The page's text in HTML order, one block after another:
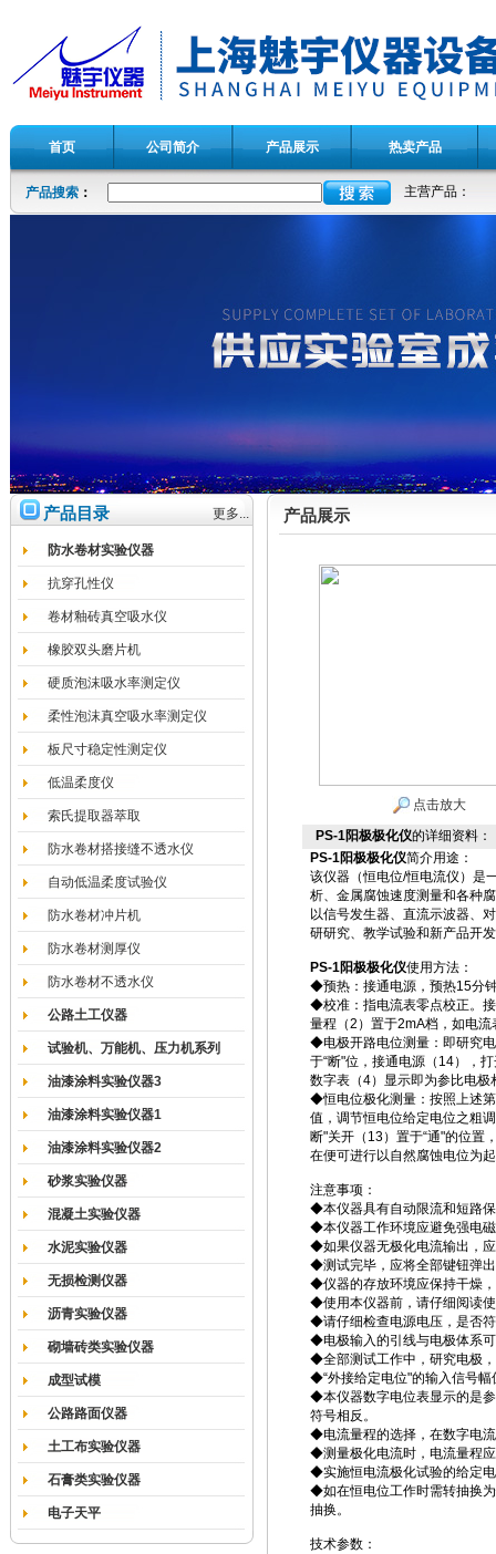
首页 公司简介 产品展示 热卖产品
产品搜索 ： 主营产品：
产品目录 更多...
防水卷材实验仪器
抗穿孔性仪
卷材釉砖真空吸水仪
橡胶双头磨片机
硬质泡沫吸水率测定仪
柔性泡沫真空吸水率测定仪
板尺寸稳定性测定仪
低温柔度仪
索氏提取器萃取
防水卷材搭接缝不透水仪
自动低温柔度试验仪
防水卷材冲片机
防水卷材测厚仪
防水卷材不透水仪
公路土工仪器
试验机、万能机、压力机系列
油漆涂料实验仪器3
油漆涂料实验仪器1
油漆涂料实验仪器2
砂浆实验仪器
混凝土实验仪器
水泥实验仪器
无损检测仪器
沥青实验仪器
砌墙砖类实验仪器
成型试模
公路路面仪器
土工布实验仪器
石膏类实验仪器
电子天平
产品展示
点击放大
PS-1阳极极化仪的详细资料：
PS-1阳极极化仪简介用途：
该仪器（恒电位/恒电流仪）是
析、金属腐蚀速度测量和各种
以信号发生器、直流示波器、
研研究、教学试验和新产品开
PS-1阳极极化仪使用方法：
◆预热：接通电源，预热15分
◆校准：指电流表零点校正。
量程（2）置于2mA档，如电
◆电极开路电位测量：即研究
于“断"位，接通电源（14），
数字表（4）显示即为参比电
◆恒电位极化测量：按照上述
值，调节恒电位给定电位之粗
断"关开（13）置于“通"的位置
在便可进行以自然腐蚀电位为
注意事项：
◆本仪器具有自动限流和短路
◆本仪器工作环境应避免强电
◆如果仪器无极化电流输出，
◆测试完毕，应将全部键钮弹
◆仪器的存放环境应保持干燥
◆使用本仪器前，请仔细阅读
◆请仔细检查电源电压，是否
◆电极输入的引线与电极体系可
◆全部测试工作中，研究电极
◆“外接给定电位"的输入信号幅
◆本仪器数字电位表显示的是
符号相反。
◆电流量程的选择，在数字电
◆测量极化电流时，电流量程
◆实施恒电流极化试验的给定
◆如在恒电位工作时需转抽换
抽换。
技术参数：